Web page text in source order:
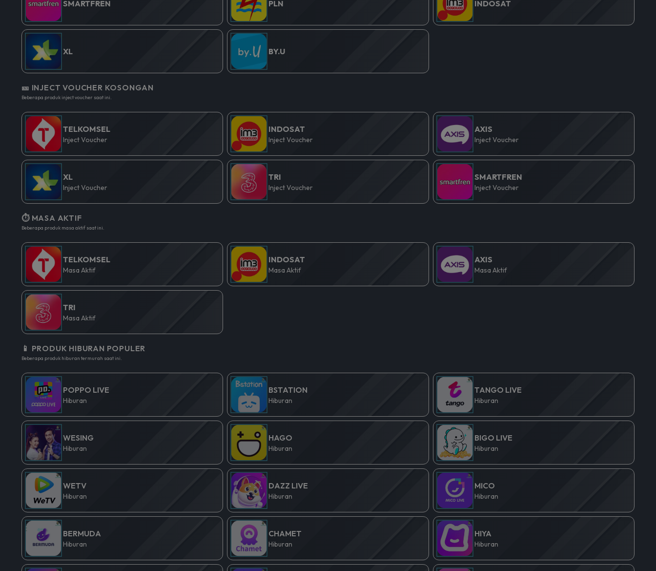
SMARTFREN PLN INDOSAT
XL BY.U
🎫 INJECT VOUCHER KOSONGAN
Beberapa produk inject voucher saat ini.
TELKOMSEL
Inject Voucher
INDOSAT
Inject Voucher
AXIS
Inject Voucher
XL
Inject Voucher
TRI
Inject Voucher
SMARTFREN
Inject Voucher
⏱️ MASA AKTIF
Beberapa produk masa aktif saat ini.
TELKOMSEL
Masa Aktif
INDOSAT
Masa Aktif
AXIS
Masa Aktif
TRI
Masa Aktif
📱 PRODUK HIBURAN POPULER
Beberapa produk hiburan termurah saat ini.
POPPO LIVE
Hiburan
BSTATION
Hiburan
TANGO LIVE
Hiburan
WESING
Hiburan
HAGO
Hiburan
BIGO LIVE
Hiburan
WETV
Hiburan
DAZZ LIVE
Hiburan
MICO
Hiburan
BERMUDA
Hiburan
CHAMET
Hiburan
HIYA
Hiburan